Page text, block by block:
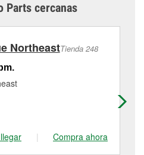
Parts cercanas
NortheastTienda 248
| Compra ahora